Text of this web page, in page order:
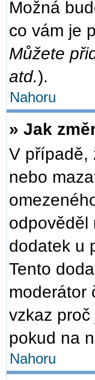
Možná
co vám je
Můžete
atd.).
Nahoru
» Jak
V případě,
nebo
odpověděl
dodatek u
Tento
moderátor
vzkaz
pokud na
Nahoru